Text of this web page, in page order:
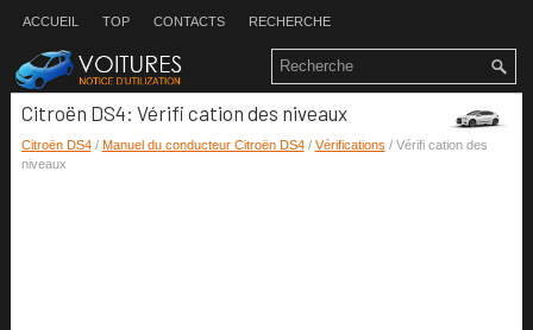
ACCUEIL TOP CONTACTS RECHERCHE
Citroën DS4: Vérifi cation des niveaux
Citroën DS4/ Manuel du conducteur Citroën DS4/ Vérifications / Vérifi cation des
niveaux